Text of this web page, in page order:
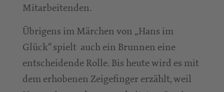
Mitarbeitenden.
Übrigens im Märchen von „Hans im
Glück“ spielt auch ein Brunnen eine
entscheidende Rolle. Bis heute wird es mit
dem erhobenen Zeigefinger erzählt, weil